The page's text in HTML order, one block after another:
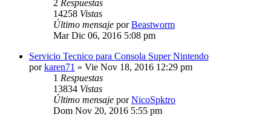
2 Respuestas
14258 Vistas
Último mensaje porBeastworm
Mar Dic 06, 2016 5:08 pm
Servicio Tecnico para Consola Super Nintendo
porkaren71 » Vie Nov 18, 2016 12:29 pm
1 Respuestas
13834 Vistas
Último mensaje porNicoSpktro
Dom Nov 20, 2016 5:55 pm